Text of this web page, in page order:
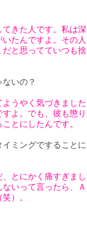
きた人です。私は深
たんですよ。その人
と思ってていつも捨
いの？
うやく気づきました
よ。でも、彼も懲り
とにしたんです。
ミングですることに
とにかく痛すぎまし
いって言ったら、Ａ
）。